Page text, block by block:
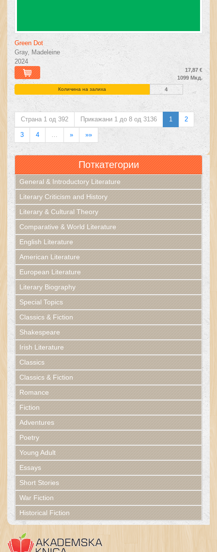
Green Dot
Gray, Madeleine
2024
17,87 €
1099 Мкд.
Количина на залиха 4
Страна 1 од 392 Прикажани 1 до 8 од 3136 1 2
3 4 » »»
Поткатегории
General & Introductory Literature
Literary Criticism and History
Literary & Cultural Theory
Comparative & World Literature
English Literature
American Literature
European Literature
Literary Biography
Special Topics
Classics & Fiction
Shakespeare
Irish Literature
Classics
Classics & Fiction
Romance
Fiction
Adventures
Poetry
Young Adult
Essays
Short Stories
War Fiction
Historical Fiction